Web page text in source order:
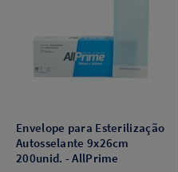
Envelope para Esterilização
Autosselante 9x26cm
200unid. - AllPrime